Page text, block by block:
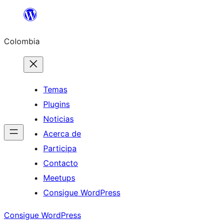
Saltar
contenido
Colombia
Temas
Plugins
Noticias
Acerca de
Participa
Contacto
Meetups
Consigue WordPress
Consigue WordPress